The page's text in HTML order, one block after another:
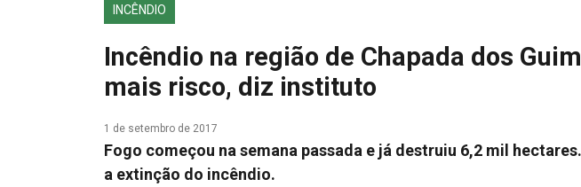
INCÊNDIO
Incêndio na região de Chapada dos
mais risco, diz instituto
1 de setembro de 2017
Fogo começou na semana passada e já destruiu 6,2 mil
a extinção do incêndio.